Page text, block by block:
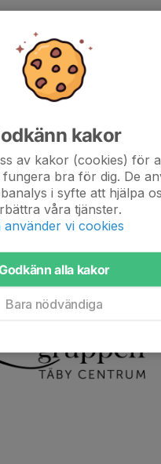
kakor
av kakor (cookies) för
bra för dig. De
i syfte att hjälpa
våra tjänster.
använder vi cookies
alla kakor
Bara nödvändiga